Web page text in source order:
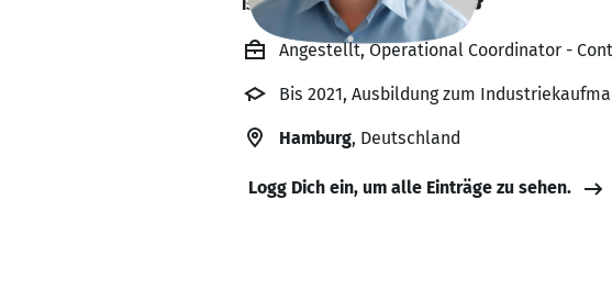
Angestellt, Operational Coordinator -
Bis 2021, Ausbildung zum
Hamburg, Deutschland
Logg Dich ein, um alle Einträge zu sehen.